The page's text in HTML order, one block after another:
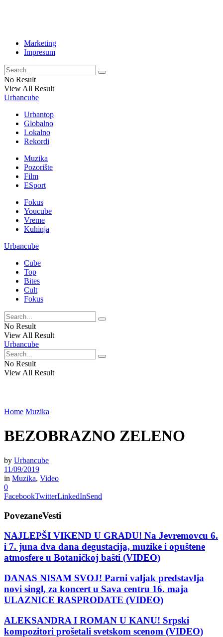
Marketing
Impresum
No Result
View All Result
Urbancube
Urbantop
Globalno
Lokalno
Rekordi
Muzika
Pozorište
Film
ESport
Fokus
Youcube
Vreme
Kuhinja
Urbancube
Cube
Top
Bites
Cult
Fokus
No Result
View All Result
Urbancube
No Result
View All Result
Home Muzika
BEZOBRAZNO ZELENO
by Urbancube
11/09/2019
in Muzika, Video
0
FacebookTwitterLinkedInSend
PovezaneVesti
NAJLEPŠI VIKEND U GRADU! Na Jevremovcu 6.
i 7. juna dva dana degustacija, muzike i opuštene
atmosfere u Botaničkoj bašti (VIDEO)
DANAS NISAM SVOJ! Parni valjak predstavlja
novi singl, za koncert u Sava centru 16. maja
ULAZNICE RASPRODATE (VIDEO)
ALEKSANDRA I ROMAN U KANU! Srpski
kompozitori prošetali svetskom scenom (VIDEO)